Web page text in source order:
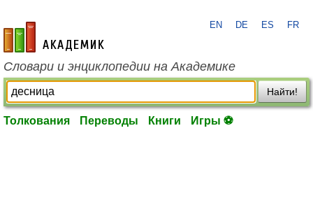
academic.ru
EN DE ES FR
Словари и энциклопедии на Академике
Найти!
Толкования Переводы Книги Игры ⚽